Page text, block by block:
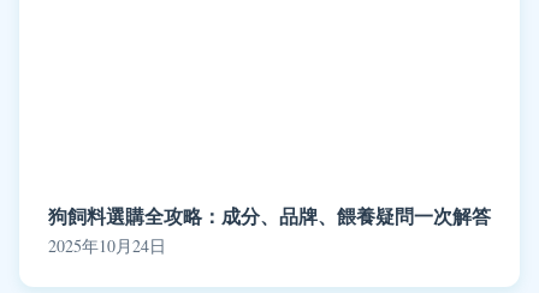
狗飼料選購全攻略：成分、品牌、餵養疑問一次解答
2025年10月24日